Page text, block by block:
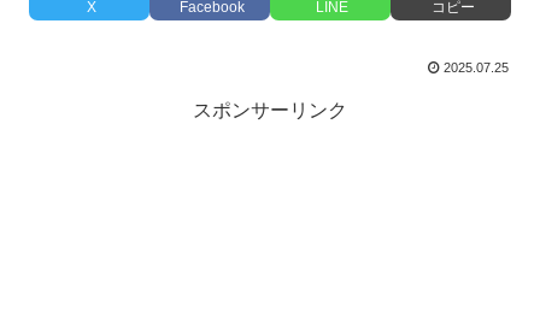
X Facebook LINE コピー
2025.07.25
スポンサーリンク